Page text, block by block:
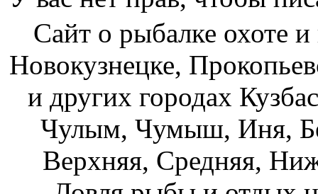
Сайт о рыбалке охоте
Новокузнецке,
и других городах
Чулым, Чумыш, Иня,
Верхняя, Средняя,